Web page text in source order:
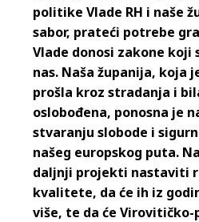
politike Vlade RH i naše
sabor, prateći potrebe
Vlade donosi zakone koji
nas. Naša županija, koja
prošla kroz stradanja i
oslobođena, ponosna je
stvaranju slobode i
našeg europskog puta.
daljnji projekti nastaviti
kvalitete, da će ih iz
više, te da će